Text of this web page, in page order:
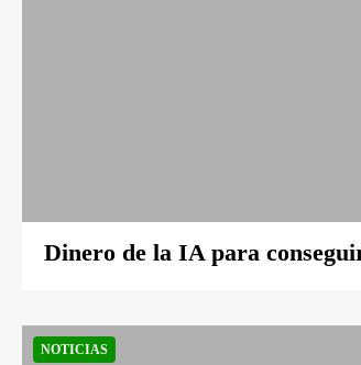
Dinero de la IA para
NOTICIAS